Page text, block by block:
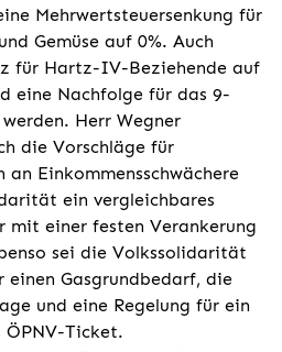
Mehrwertsteuersenkung für
Gemüse auf 0%. Auch
für Hartz-IV-Beziehende auf
eine Nachfolge für das 9-
Herr Wegner
die Vorschläge für
Einkommensschwächere
ein vergleichbares
mit einer festen Verankerung
sei die Volkssolidarität
einen Gasgrundbedarf, die
und eine Regelung für ein
ÖPNV-Ticket.